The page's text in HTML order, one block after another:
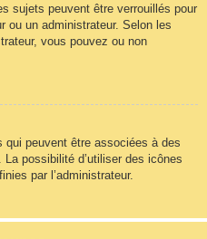
sujets peuvent être verrouillés pour
ou un administrateur. Selon les
vous pouvez ou non
peuvent être associées à des
possibilité d’utiliser des icônes
par l’administrateur.